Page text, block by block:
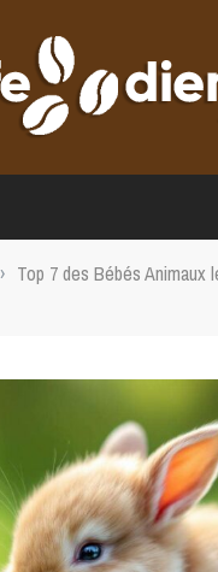
› Top 7 des Bébés Animaux